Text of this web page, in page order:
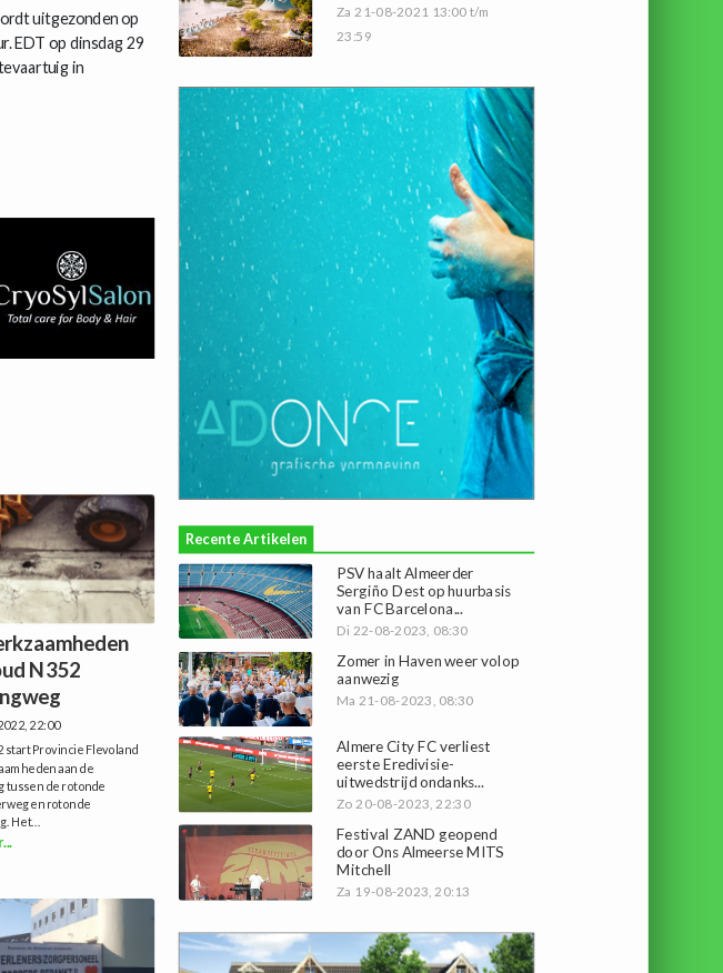
uitgezonden op
EDT op dinsdag 29
in
N352
22:00
start Provincie Flevoland
aan de
tussen de rotonde
en rotonde
Het...
Za 21-08-2021 13:00 t/m
23:59
Recente Artikelen
PSV haalt Almeerder
Sergiño Dest op huurbasis
van FC Barcelona...
Di 22-08-2023, 08:30
Zomer in Haven weer volop
aanwezig
Ma 21-08-2023, 08:30
Almere City FC verliest
eerste Eredivisie-
uitwedstrijd ondanks...
Zo 20-08-2023, 22:30
Festival ZAND geopend
door Ons Almeerse MITS
Mitchell
Za 19-08-2023, 20:13